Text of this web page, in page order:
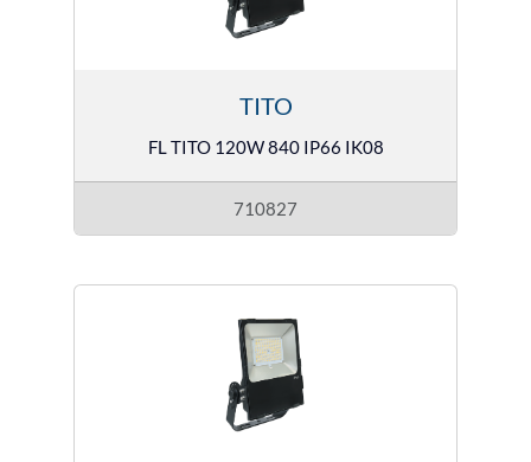
TITO
FL TITO 120W 840 IP66 IK08
710827